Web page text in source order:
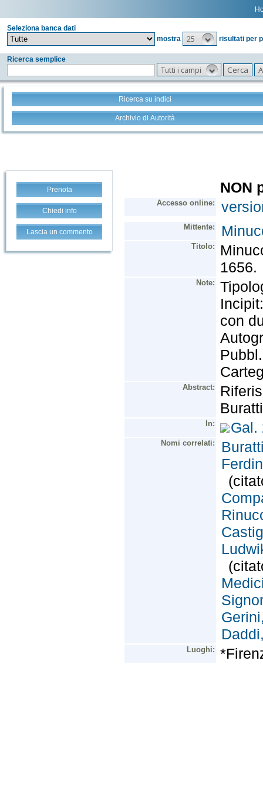
Seleziona banca dati
mostra
25 risultati per
Ricerca semplice
Tutti i campi
Ricerca su indici
Archivio di Autorità
Prenota
Chiedi info
Lascia un commento